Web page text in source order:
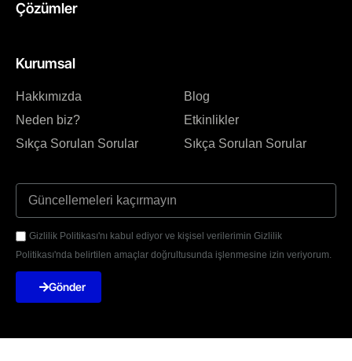
Çözümler
Kurumsal
Hakkımızda
Neden biz?
Sıkça Sorulan Sorular
Blog
Etkinlikler
Sıkça Sorulan Sorular
Gizlilik Politikası'nı kabul ediyor ve kişisel verilerimin Gizlilik
Politikası'nda belirtilen amaçlar doğrultusunda işlenmesine izin veriyorum.
Gönder